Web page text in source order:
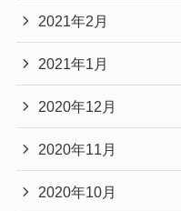
2021年2月
2021年1月
2020年12月
2020年11月
2020年10月